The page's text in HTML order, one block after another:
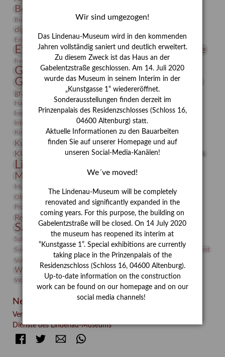
Bernhard August von Lindenau
Burg Posterstein Conrad Felixmüller Depot
digitallabor
Erdmann Julius Dietrich
Erlebnisportal estrusker Exlibris
Expressionismus Festrede Florenz Fotografie
frauen Frauen in der Antike und heute
Gerhard-Altenbourg-Preis
Gerhard Altenbourg
Gerhard Kurt Müller
grafische sammlung griechische Mythologie
Hanns-Conon von der Gabelentz Heinrich Kirchhoff Heldinnen
herman de vries Humboldt
Insekten
Integriertes Schädlingsmanagement
Italien Jahresempfang
Kolosseum
Kooperationsausstellung Korkmodelle Kunst
Kunstmuseum Kunstvermittlung Kunst von Kühl
KUNSTWAND Kurs Künstler Künstlerin Lehmbruck
Lindenau-Museum
Museumsgeschichte Museumsnacht
Museumspädagogik Natur
Objekt im Fokus
Phelloplastik
Pohlhof
Provenienz
Provenienzforschung
Restaurierung Rudi Lesser Ruth Wolf-Rehfeld
Sammlung Samstagszeichner Skulptur
Sonderausstellung
Sphinx
studio Studio Bildende Kunst
Suermondt-Ludwig-Museum
Vermittlung
Videokunst
Volontariat
Walter Rheiner Werefkin
Werkbetrachtung Winter Wissenschaft
Wolf and Dog
Wolf und Hund
Zirkuswoche
Neueste Beiträge
Verschenkt, verkauft, vergessen? – Kunstdetektivinnen im
Dienste des Lindenau-Museums
FacebookTwitter E-mail
Wir sind umgezogen!
Das Lindenau-Museum wird in den kommenden
Jahren vollständig saniert und deutlich erweitert.
Zu diesem Zweck ist das Haus an der
Gabelentzstraße geschlossen. Am 14. Juli 2020
wurde das Museum in seinem Interim in der
„Kunstgasse 1“ wiedereröffnet.
Sonderausstellungen finden derzeit im
Prinzenpalais des Residenzschlosses (Schloss 16,
04600 Altenburg) statt.
Aktuelle Informationen zu den Bauarbeiten
finden Sie auf unserer Homepage und auf
unseren Social-Media-Kanälen!
We´ve moved!
The Lindenau-Museum will be completely
renovated and significantly expanded in the
coming years. For this purpose, the building on
Gabelentzstraße will be closed. On 14 July 2020
the museum has reopened its interim at
“Kunstgasse 1”. Special exhibitions are currently
taking place in the Prinzenpalais of the
Residenzschloss (Schloss 16, 04600 Altenburg).
Up-to-date information on the construction
work can be found on our homepage and on our
social media channels!